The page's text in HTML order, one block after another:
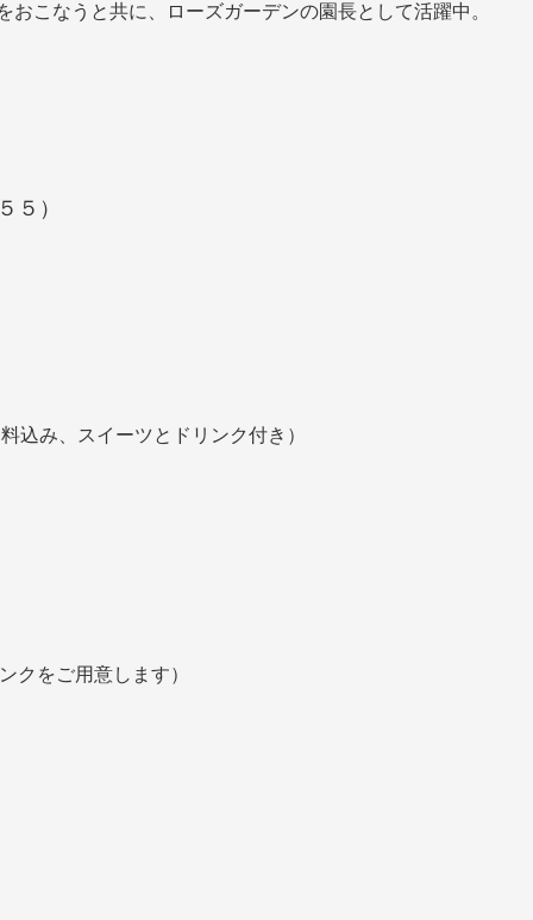
こなうと共に、ローズガーデンの園長として活躍中。
５）
み、スイーツとドリンク付き）
クをご用意します）